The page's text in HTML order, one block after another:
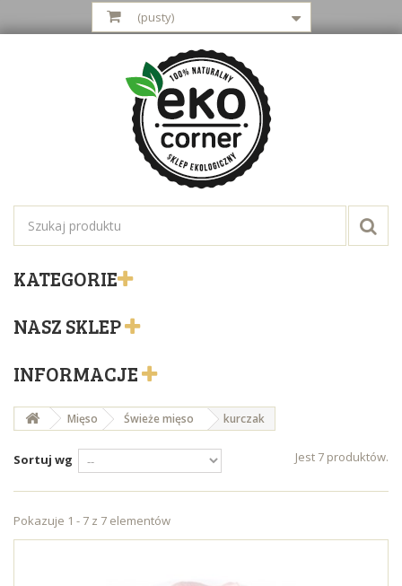
(pusty)
KATEGORIE
NASZ SKLEP
INFORMACJE
Mięso Świeże mięso kurczak
Sortuj wg Jest 7 produktów.
Pokazuje 1 - 7 z 7 elementów